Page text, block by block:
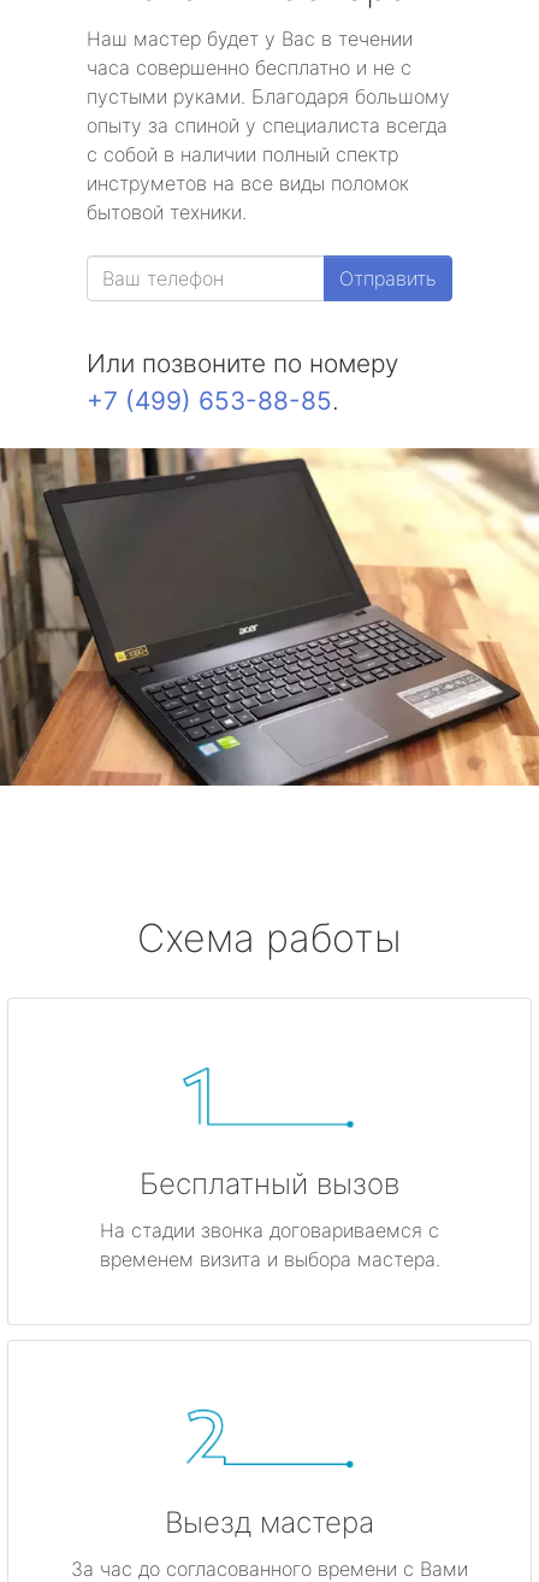
Наш мастер будет у Вас в течении
часа совершенно бесплатно и не с
пустыми руками. Благодаря большому
опыту за спиной у специалиста всегда
с собой в наличии полный спектр
инструметов на все виды поломок
бытовой техники.
Отправить
Или позвоните по номеру
+7 (499) 653-88-85.
Схема работы
Бесплатный вызов
На стадии звонка договариваемся с
временем визита и выбора мастера.
Выезд мастера
За час до согласованного времени с Вами